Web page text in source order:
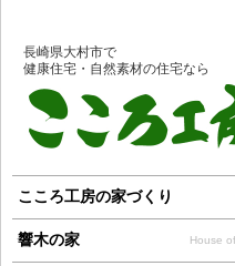
長崎県大村市で
健康住宅・自然素材の住宅なら
こころ工房の家づくり
響木の家 House